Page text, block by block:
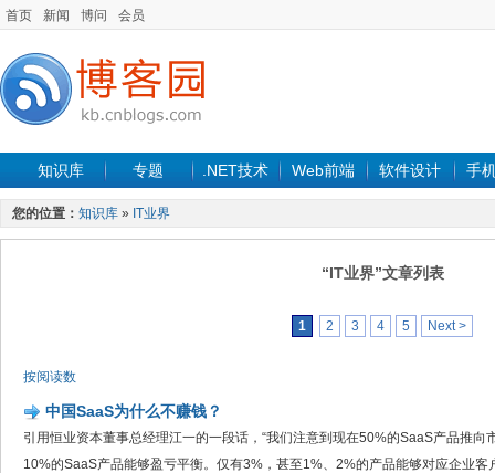
首页 新闻 博问 会员
知识库 专题 .NET技术 Web前端 软件设计 手
您的位置： 知识库 » IT业界
“IT业界”文章列表
1 2 3 4 5 Next >
按阅读数
中国SaaS为什么不赚钱？
引用恒业资本董事总经理江一的一段话，“我们注意到现在50%的SaaS产品推向
10%的SaaS产品能够盈亏平衡。仅有3%，甚至1%、2%的产品能够对应企业客